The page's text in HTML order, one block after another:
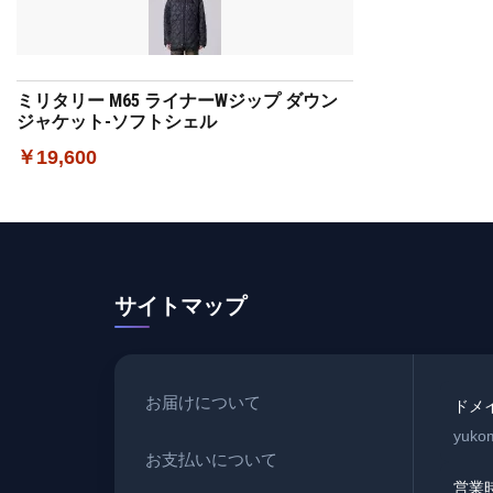
ミリタリー M65 ライナーWジップ ダウン
ジャケット-ソフトシェル
￥19,600
サイトマップ
お届けについて
お支払いについて
ドメ
営業